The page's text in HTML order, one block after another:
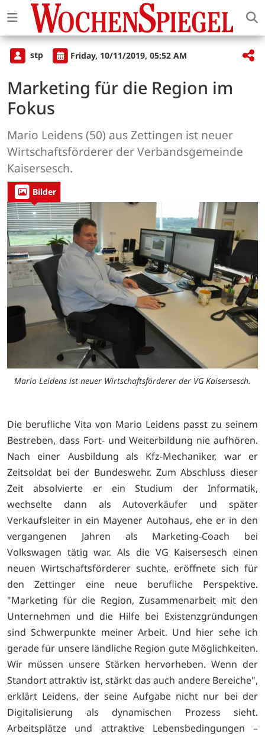
stp Friday, 10/11/2019, 05:52 AM
Marketing für die Region im
Fokus
Mario Leidens (50) aus Zettingen ist neuer
Wirtschaftsförderer der Verbandsgemeinde
Kaisersesch.
Bilder
Mario Leidens ist neuer Wirtschaftsförderer der VG Kaisersesch.
Die berufliche Vita von Mario Leidens passt zu seinem
Bestreben, dass Fort- und Weiterbildung nie aufhören.
Nach einer Ausbildung als Kfz-Mechaniker, war er
Zeitsoldat bei der Bundeswehr. Zum Abschluss dieser
Zeit absolvierte er ein Studium der Informatik,
wechselte dann als Autoverkäufer und später
Verkaufsleiter in ein Mayener Autohaus, ehe er in den
vergangenen Jahren als Marketing-Coach bei
Volkswagen tätig war. Als die VG Kaisersesch einen
neuen Wirtschaftsförderer suchte, eröffnete sich für
den Zettinger eine neue berufliche Perspektive.
"Marketing für die Region, Zusammenarbeit mit den
Unternehmen und die Hilfe bei Existenzgründungen
sind Schwerpunkte meiner Arbeit. Und hier sehe ich
gerade für unsere ländliche Region gute Möglichkeiten.
Wir müssen unsere Stärken hervorheben. Wenn der
Standort attraktiv ist, stärkt das auch andere Bereiche",
erklärt Leidens, der seine Aufgabe nicht nur bei der
Digitalisierung als dynamischen Prozess sieht.
Arbeitsplätze und attraktive Lebensbedingungen –